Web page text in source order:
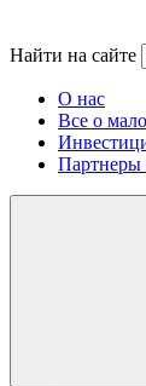
Найти на сайте
О нас
Все о
Партнеры